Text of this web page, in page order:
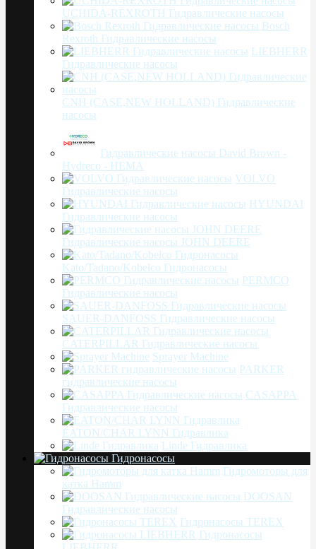
UCHIDA-REXROTH Гидравлические насосы
Bosch
Rexroth Гидравлические насосы
LIEBHERR
Гидравлические насосы
CNH (CASE,NEW HOLLAND) Гидравлические
насосы
Гидравлические насосы David Brown -
Hydreco - HEMA
VOLVO
Гидравлические насосы
HYUNDAI
Гидравлические насосы
Гидравлические насосы JOHN DEERE
Kato/Tadano/Kobelco Гидронасосы
PERMCO
Гидравлические насосы
SAUER-DANFOSS Гидравлические насосы
CATERPILLAR Гидравлические насосы
Sprayer Machine
PARKER
гидравлические насосы
CASAPPA
Гидравлические насосы
EATON/CHAR LYNN Гидравлика
Linde Гидравлика
Гидронасосы
Гидромоторы для
катка Hamm
DOOSAN
Гидравлические насосы
Гидронасосы TEREX
Гидронасосы